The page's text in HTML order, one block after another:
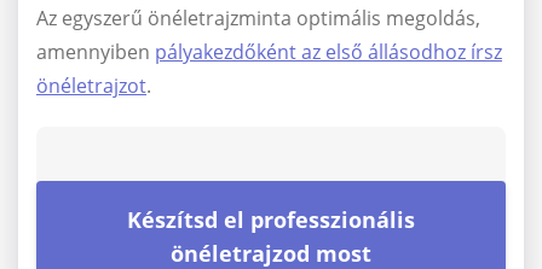
Az egyszerű önéletrajzminta optimális megoldás,
amennyiben pályakezdőként az első állásodhoz írsz
önéletrajzot.
Készítsd el professzionális
önéletrajzod most